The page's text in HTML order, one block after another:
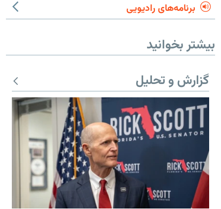
برنامه‌های رادیویی
بیشتر بخوانید
گزارش و تحلیل